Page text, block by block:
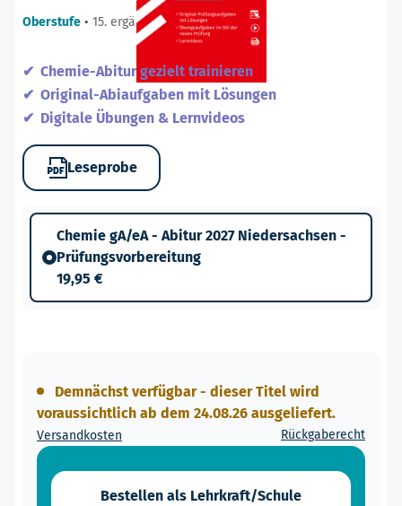
Oberstufe • 15. ergänzte Auflage / 21.08.26
Chemie-Abitur gezielt trainieren
Original-Abiaufgaben mit Lösungen
Digitale Übungen & Lernvideos
Leseprobe
Chemie gA/eA - Abitur 2027 Niedersachsen -
Prüfungsvorbereitung
19,95 €
Demnächst verfügbar - dieser Titel wird
voraussichtlich ab dem 24.08.26 ausgeliefert.
Versandkosten Rückgaberecht
Bestellen als Lehrkraft/Schule